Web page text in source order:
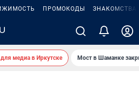
ПРОМОКОДЫ ЗНАКОМСТВА
медиа в Иркутске Мост в Шаманке